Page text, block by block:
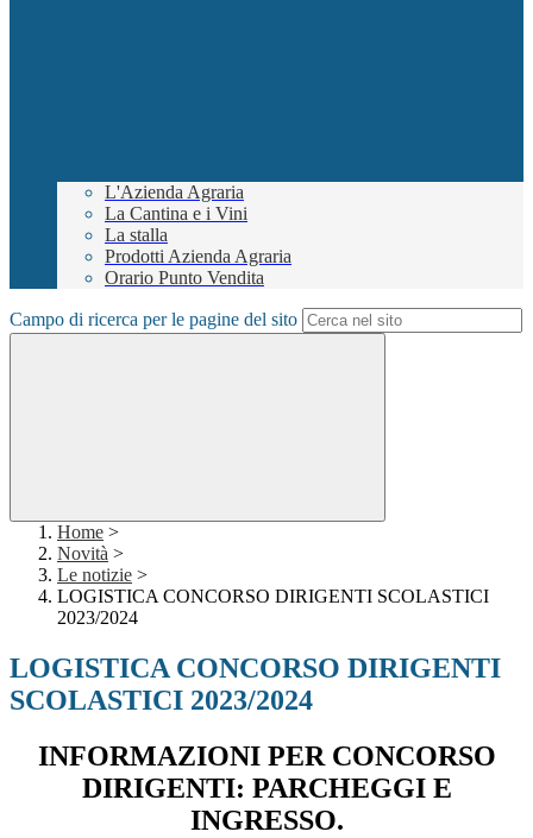
L'Azienda Agraria
La Cantina e i Vini
La stalla
Prodotti Azienda Agraria
Orario Punto Vendita
Campo di ricerca per le pagine del sito
Home >
Novità >
Le notizie >
LOGISTICA CONCORSO DIRIGENTI SCOLASTICI
2023/2024
LOGISTICA CONCORSO DIRIGENTI
SCOLASTICI 2023/2024
INFORMAZIONI PER CONCORSO
DIRIGENTI: PARCHEGGI E
INGRESSO.